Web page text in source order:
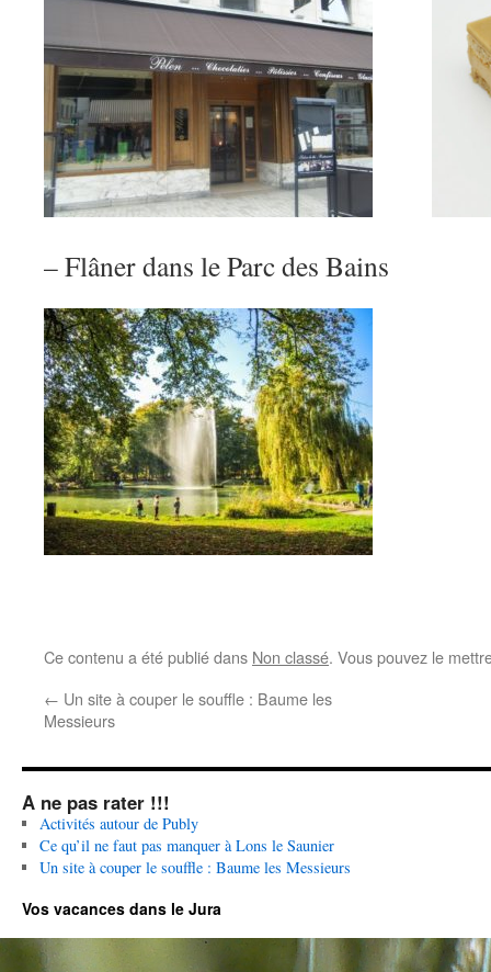
– Flâner dans le Parc des Bains
Ce contenu a été publié dans Non classé. Vous pouvez le
← Un site à couper le souffle : Baume les
Messieurs
A ne pas rater !!!
Activités autour de Publy
Ce qu’il ne faut pas manquer à Lons le Saunier
Un site à couper le souffle : Baume les Messieurs
Vos vacances dans le Jura